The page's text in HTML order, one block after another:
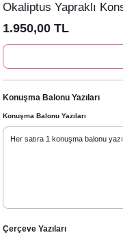
Okaliptus Yapraklı
1.950,00 TL
Konuşma Balonu Yazıları
Konuşma Balonu Yazıları
Çerçeve Yazıları